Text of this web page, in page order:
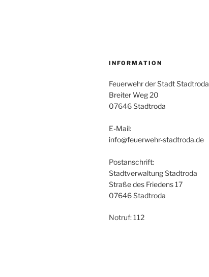
INFORMATION
Feuerwehr der Stadt Stadtroda
Breiter Weg 20
07646 Stadtroda
E-Mail:
info@feuerwehr-stadtroda.de
Postanschrift:
Stadtverwaltung Stadtroda
Straße des Friedens 17
07646 Stadtroda
Notruf: 112